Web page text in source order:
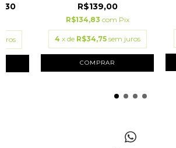
R$139,00
R$134,83 com Pix
4 x de R$34,75 sem juros
COMPRAR